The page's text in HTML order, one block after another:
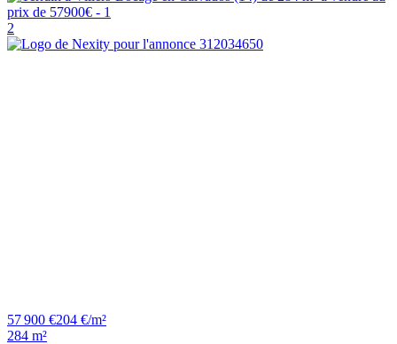
2
57 900 €204 €/m²
284 m²